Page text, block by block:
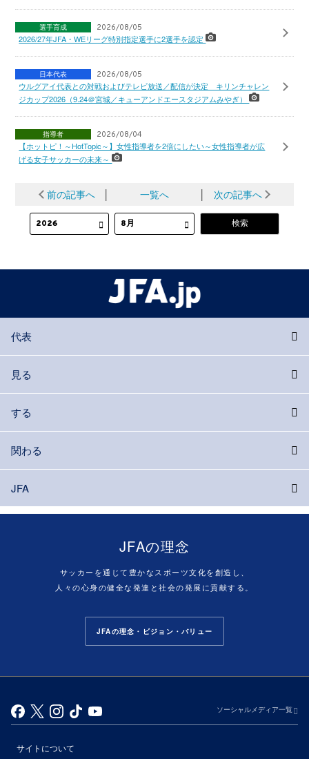
選手育成 2026/08/05
2026/27年JFA・WEリーグ特別指定選手に2選手を認定
日本代表 2026/08/05
ウルグアイ代表との対戦およびテレビ放送／配信が決定 キリンチャレン
ジカップ2026（9.24＠宮城／キューアンドエースタジアムみやぎ）
指導者 2026/08/04
【ホットピ！～HotTopic～】女性指導者を2倍にしたい～女性指導者が広
げる女子サッカーの未来～
前の記事へ │ 一覧へ │ 次の記事へ
代表
見る
する
関わる
JFA
JFAの理念
サッカーを通じて豊かなスポーツ文化を創造し、
人々の心身の健全な発達と社会の発展に貢献する。
JFAの理念・ビジョン・バリュー
ソーシャルメディア一覧
サイトについて